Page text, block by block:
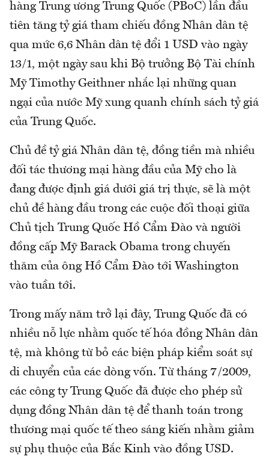
hàng Trung ương Trung Quốc (PBoC) lần đầu
tiên tăng tỷ giá tham chiếu đồng Nhân dân tệ
qua mức 6,6 Nhân dân tệ đổi 1 USD vào ngày
13/1, một ngày sau khi Bộ trưởng Bộ Tài chính
Mỹ Timothy Geithner nhắc lại những quan
ngại của nước Mỹ xung quanh chính sách tỷ giá
của Trung Quốc.
Chủ đề tỷ giá Nhân dân tệ, đồng tiền mà nhiều
đối tác thương mại hàng đầu của Mỹ cho là
đang được định giá dưới giá trị thực, sẽ là một
chủ đề hàng đầu trong các cuộc đối thoại giữa
Chủ tịch Trung Quốc Hồ Cẩm Đào và người
đồng cấp Mỹ Barack Obama trong chuyến
thăm của ông Hồ Cẩm Đào tới Washington
vào tuần tới.
Trong mấy năm trở lại đây, Trung Quốc đã có
nhiều nỗ lực nhằm quốc tế hóa đồng Nhân dân
tệ, mà không từ bỏ các biện pháp kiểm soát sự
di chuyển của các dòng vốn. Từ tháng 7/2009,
các công ty Trung Quốc đã được cho phép sử
dụng đồng Nhân dân tệ để thanh toán trong
thương mại quốc tế theo sáng kiến nhằm giảm
sự phụ thuộc của Bắc Kinh vào đồng USD.